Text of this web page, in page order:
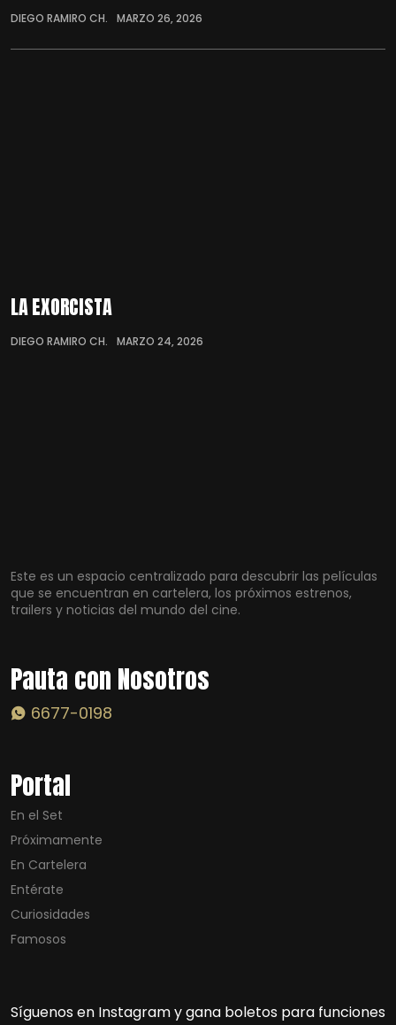
DIEGO RAMIRO CH. MARZO 26, 2026
LA EXORCISTA
DIEGO RAMIRO CH. MARZO 24, 2026
Este es un espacio centralizado para descubrir las películas
que se encuentran en cartelera, los próximos estrenos,
trailers y noticias del mundo del cine.
Pauta con Nosotros
6677-0198
Portal
En el Set
Próximamente
En Cartelera
Entérate
Curiosidades
Famosos
Síguenos en Instagram y gana boletos para funciones